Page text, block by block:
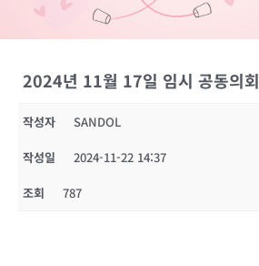
2024년 11월 17일 임시 공동의회
작성자 SANDOL
작성일 2024-11-22 14:37
조회 787